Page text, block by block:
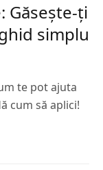
Găsește-ți
simplu
te pot ajuta
cum să aplici!